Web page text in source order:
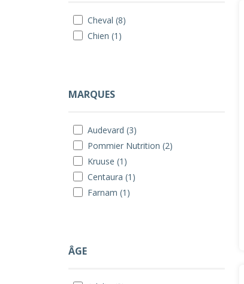
Cheval (8)
Chien (1)
MARQUES
Audevard (3)
Pommier Nutrition (2)
Kruuse (1)
Centaura (1)
Farnam (1)
ÂGE